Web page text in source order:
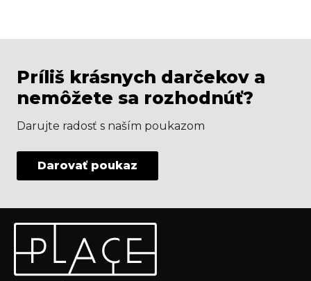
Príliš krásnych darčekov a
nemôžete sa rozhodnúť?
Darujte radosť s naším poukazom
Darovať poukaz
Odoberať newsletter
Vložte svoj e-mail a my Vám budeme zasielať informácie
o nových produktoch na našom e-shope.